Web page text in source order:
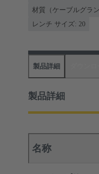
材質（ケーブルグラ
レンチ サイズ: 20
製品詳細
製品詳細
名称